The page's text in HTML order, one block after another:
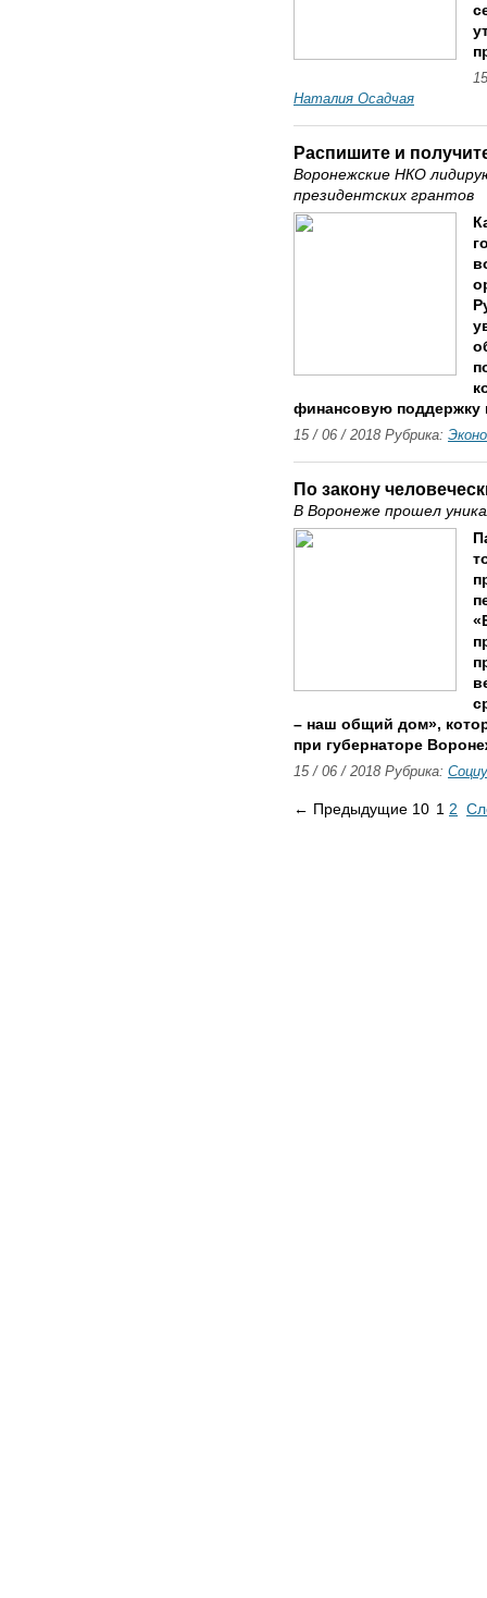
Наталия Осадчая
Распишите и
Воронежские НКО
президентских грантов
финансовую поддержку
15 / 06 / 2018 Рубрика:
По закону
В Воронеже прошел
– наш общий дом»,
при губернаторе
15 / 06 / 2018 Рубрика:
← Предыдущие 10 1 2